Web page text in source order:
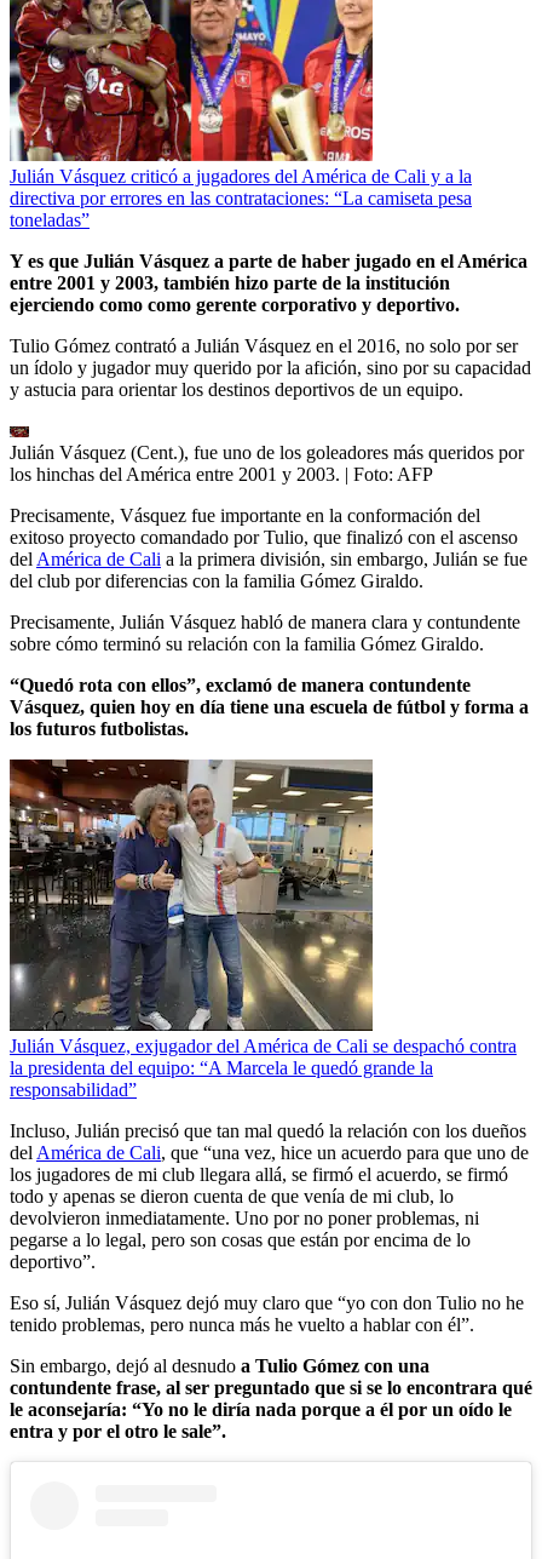
Julián Vásquez criticó a jugadores del América de Cali y a la
directiva por errores en las contrataciones: “La camiseta pesa
toneladas”
Y es que Julián Vásquez a parte de haber jugado en el América
entre 2001 y 2003, también hizo parte de la institución
ejerciendo como como gerente corporativo y deportivo.
Tulio Gómez contrató a Julián Vásquez en el 2016, no solo por ser
un ídolo y jugador muy querido por la afición, sino por su capacidad
y astucia para orientar los destinos deportivos de un equipo.
Julián Vásquez (Cent.), fue uno de los goleadores más queridos por
los hinchas del América entre 2001 y 2003. | Foto: AFP
Precisamente, Vásquez fue importante en la conformación del
exitoso proyecto comandado por Tulio, que finalizó con el ascenso
del América de Cali a la primera división, sin embargo, Julián se fue
del club por diferencias con la familia Gómez Giraldo.
Precisamente, Julián Vásquez habló de manera clara y contundente
sobre cómo terminó su relación con la familia Gómez Giraldo.
“Quedó rota con ellos”, exclamó de manera contundente
Vásquez, quien hoy en día tiene una escuela de fútbol y forma a
los futuros futbolistas.
Julián Vásquez, exjugador del América de Cali se despachó contra
la presidenta del equipo: “A Marcela le quedó grande la
responsabilidad”
Incluso, Julián precisó que tan mal quedó la relación con los dueños
del América de Cali, que “una vez, hice un acuerdo para que uno de
los jugadores de mi club llegara allá, se firmó el acuerdo, se firmó
todo y apenas se dieron cuenta de que venía de mi club, lo
devolvieron inmediatamente. Uno por no poner problemas, ni
pegarse a lo legal, pero son cosas que están por encima de lo
deportivo”.
Eso sí, Julián Vásquez dejó muy claro que “yo con don Tulio no he
tenido problemas, pero nunca más he vuelto a hablar con él”.
Sin embargo, dejó al desnudo a Tulio Gómez con una
contundente frase, al ser preguntado que si se lo encontrara qué
le aconsejaría: “Yo no le diría nada porque a él por un oído le
entra y por el otro le sale”.